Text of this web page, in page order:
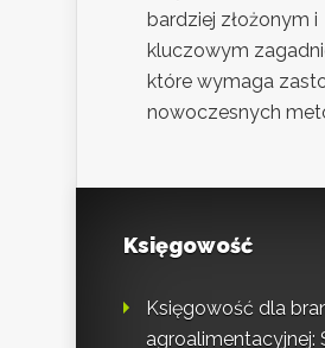
bardziej złożonym i
kluczowym
które wymaga
nowoczesnych
Księgowość
Księgowość dla
agroalimentacyjnej: